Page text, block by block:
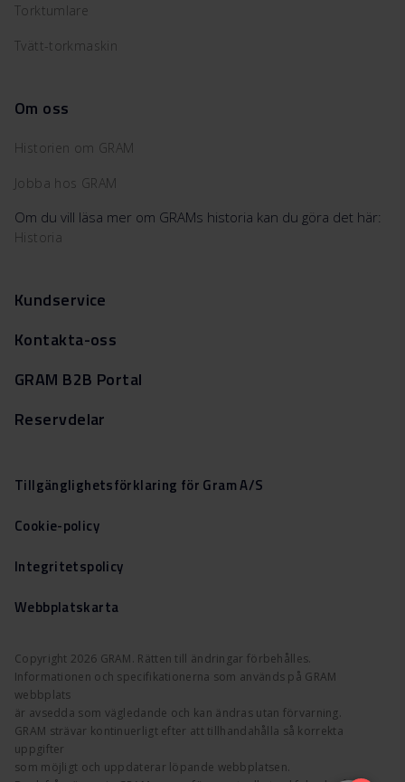
Torktumlare
Tvätt-torkmaskin
Om oss
Historien om GRAM
Jobba hos GRAM
Om du vill läsa mer om GRAMs historia kan du göra det här:
Historia
Kundservice
Kontakta-oss
GRAM B2B Portal
Reservdelar
Copyright 2026 GRAM. Rätten till ändringar förbehålles.
Informationen och specifikationerna som används på GRAM
webbplats
är avsedda som vägledande och kan ändras utan förvarning.
GRAM strävar kontinuerligt efter att tillhandahålla så korrekta
uppgifter
som möjligt och uppdaterar löpande webbplatsen.
Tillgänglighetsförklaring för Gram A/S
Cookie-policy
Integritetspolicy
Webbplatskarta